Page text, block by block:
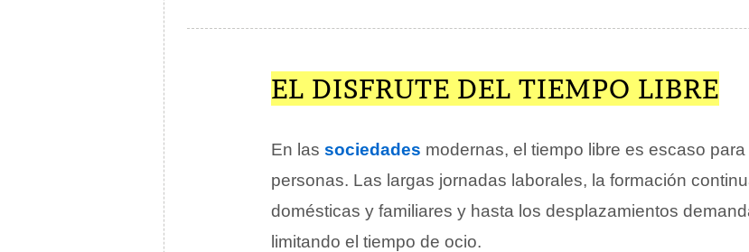
EL DISFRUTE DEL TIEMPO LIBRE
En las sociedades modernas, el tiempo libre es escaso
personas. Las largas jornadas laborales, la formación
domésticas y familiares y hasta los desplazamientos
limitando el tiempo de ocio.